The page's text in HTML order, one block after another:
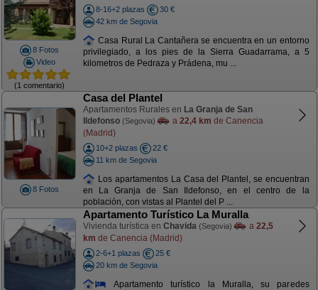
8 Fotos
Video
(1 comentario)
8-16+2 plazas
30 €
42 km de Segovia
Casa Rural La Cantañera se encuentra en un entorno
privilegiado, a los pies de la Sierra Guadarrama, a 5
kilometros de Pedraza y Prádena, mu ...
8 Fotos
Casa del Plantel
Apartamentos Rurales en La Granja de San
Ildefonso (Segovia) a 22,4 km de Canencia
(Madrid)
10+2 plazas
22 €
11 km de Segovia
Los apartamentos La Casa del Plantel, se encuentran
en La Granja de San Ildefonso, en el centro de la
población, con vistas al Plantel del P ...
Apartamento Turístico La Muralla
Vivienda turística en Chavida (Segovia) a 22,5
km de Canencia (Madrid)
2-6+1 plazas
25 €
20 km de Segovia
Apartamento turístico la Muralla, su paredes